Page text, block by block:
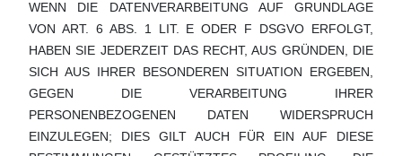
WENN DIE DATENVERARBEITUNG AUF GRUNDLAGE
VON ART. 6 ABS. 1 LIT. E ODER F DSGVO ERFOLGT,
HABEN SIE JEDERZEIT DAS RECHT, AUS GRÜNDEN, DIE
SICH AUS IHRER BESONDEREN SITUATION ERGEBEN,
GEGEN DIE VERARBEITUNG IHRER
PERSONENBEZOGENEN DATEN WIDERSPRUCH
EINZULEGEN; DIES GILT AUCH FÜR EIN AUF DIESE